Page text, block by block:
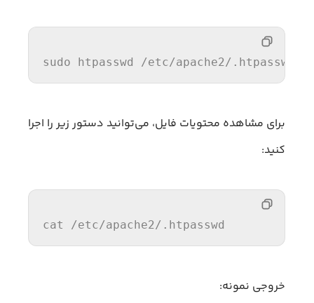
sudo htpasswd /etc/apache2/.htpasswd
برای مشاهده محتویات فایل، می‌توانید دستور زیر را اجرا
کنید:
cat /etc/apache2/.htpasswd
خروجی نمونه: